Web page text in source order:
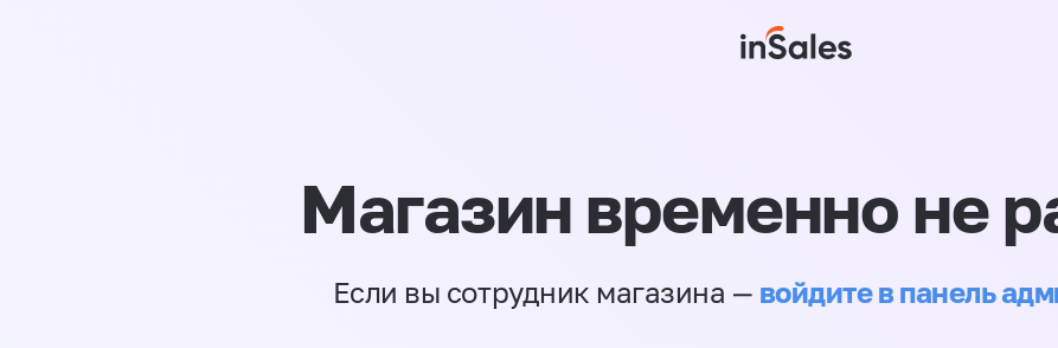
Магазин временно не
Если вы сотрудник магазина — войдите в панель